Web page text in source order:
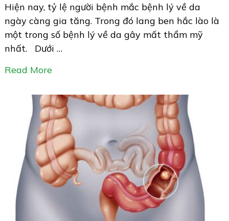
Hiện nay, tỷ lệ người bệnh mắc bệnh lý về da
ngày càng gia tăng. Trong đó lang ben hắc lào là
một trong số bệnh lý về da gây mất thẩm mỹ
nhất. Dưới …
Read More